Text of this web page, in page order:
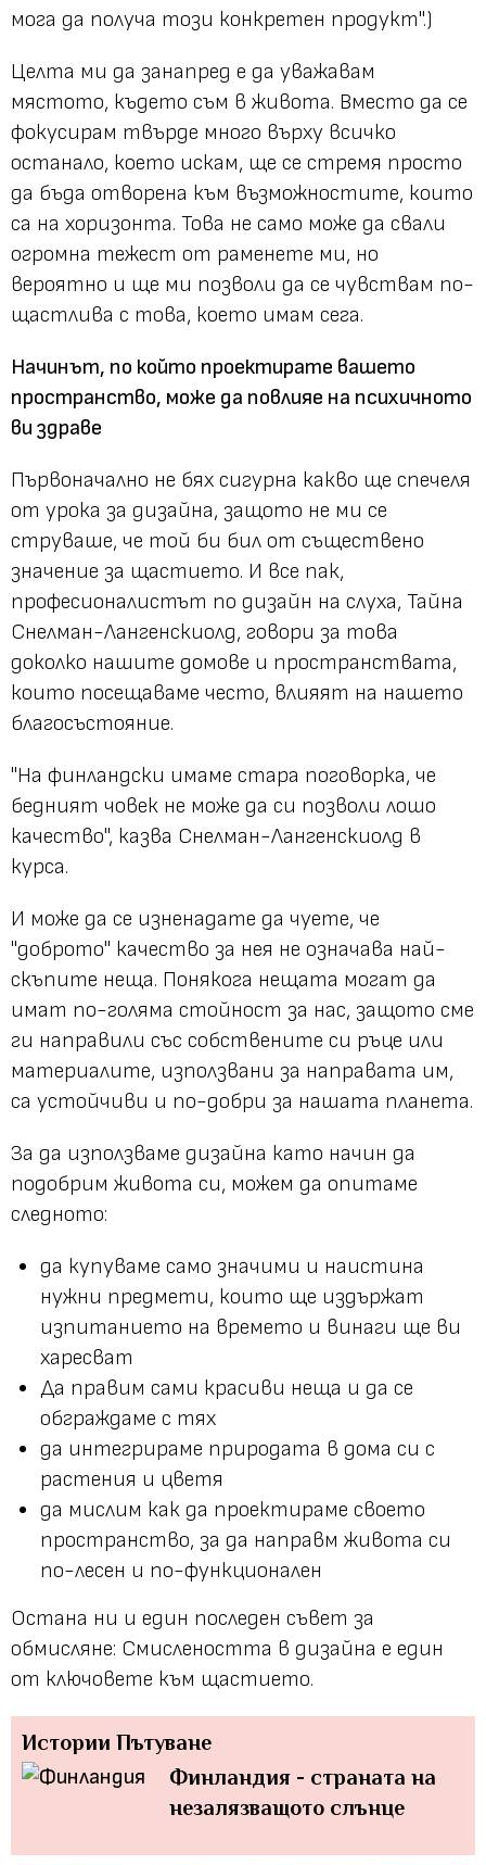
мога да получа този конкретен продукт".)
Целта ми да занапред е да уважавам
мястото, където съм в живота. Вместо да се
фокусирам твърде много върху всичко
останало, което искам, ще се стремя просто
да бъда отворена към възможностите, които
са на хоризонта. Това не само може да свали
огромна тежест от раменете ми, но
вероятно и ще ми позволи да се чувствам по-
щастлива с това, което имам сега.
Начинът, по който проектирате вашето
пространство, може да повлияе на психичното
ви здраве
Първоначално не бях сигурна какво ще спечеля
от урока за дизайна, защото не ми се
струваше, че той би бил от съществено
значение за щастието. И все пак,
професионалистът по дизайн на слуха, Тайна
Снелман-Лангенскиолд, говори за това
доколко нашите домове и пространствата,
които посещаваме често, влияят на нашето
благосъстояние.
"На финландски имаме стара поговорка, че
бедният човек не може да си позволи лошо
качество", казва Снелман-Лангенскиолд в
курса.
И може да се изненадате да чуете, че
"доброто" качество за нея не означава най-
скъпите неща. Понякога нещата могат да
имат по-голяма стойност за нас, защото сме
ги направили със собствените си ръце или
материалите, използвани за направата им,
са устойчиви и по-добри за нашата планета.
За да използваме дизайна като начин да
подобрим живота си, можем да опитаме
следното:
да купуваме само значими и наистина
нужни предмети, които ще издържат
изпитанието на времето и винаги ще ви
харесват
Да правим сами красиви неща и да се
обграждаме с тях
да интегрираме природата в дома си с
растения и цветя
да мислим как да проектираме своето
пространство, за да направм живота си
по-лесен и по-функционален
Остана ни и един последен съвет за
обмисляне: Смислеността в дизайна е един
от ключовете към щастието.
Истории Пътуване
Финландия - страната на
незалязващото слънце